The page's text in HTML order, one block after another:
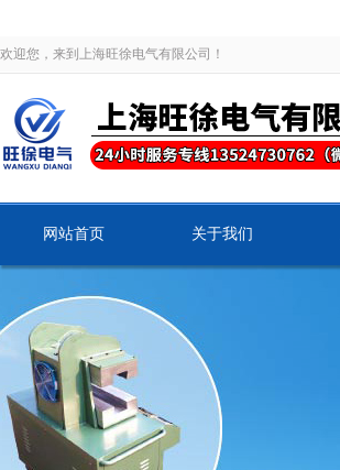
欢迎您，来到上海旺徐电气有限公司！
网站首页 关于我们